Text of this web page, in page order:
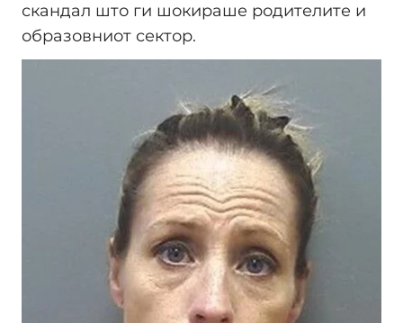
скандал што ги шокираше родителите и
образовниот сектор.